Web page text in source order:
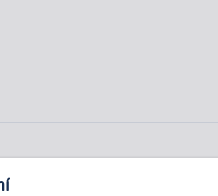
kojenecké výživy se poraďte